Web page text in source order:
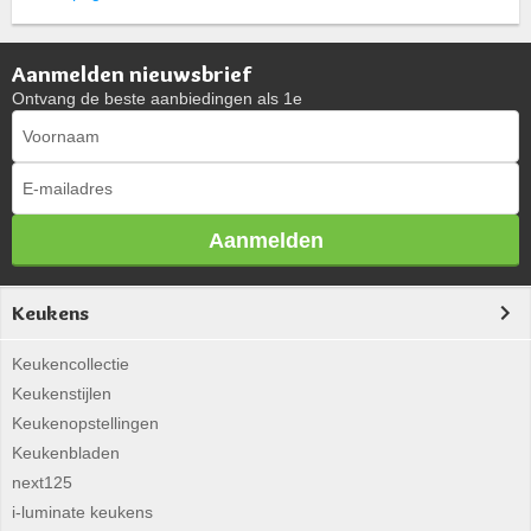
Aanmelden nieuwsbrief
Ontvang de beste aanbiedingen als 1e
Aanmelden
Keukens
Keukencollectie
Keukenstijlen
Keukenopstellingen
Keukenbladen
next125
i-luminate keukens